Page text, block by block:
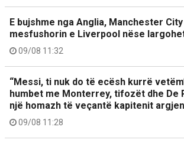
E bujshme nga Anglia, Manchester
mesfushorin e Liverpool nëse
09/08 11:32
“Messi, ti nuk do të ecësh kurrë
humbet me Monterrey, tifozët dhe De
një homazh të veçantë kapitenit
09/08 11:28